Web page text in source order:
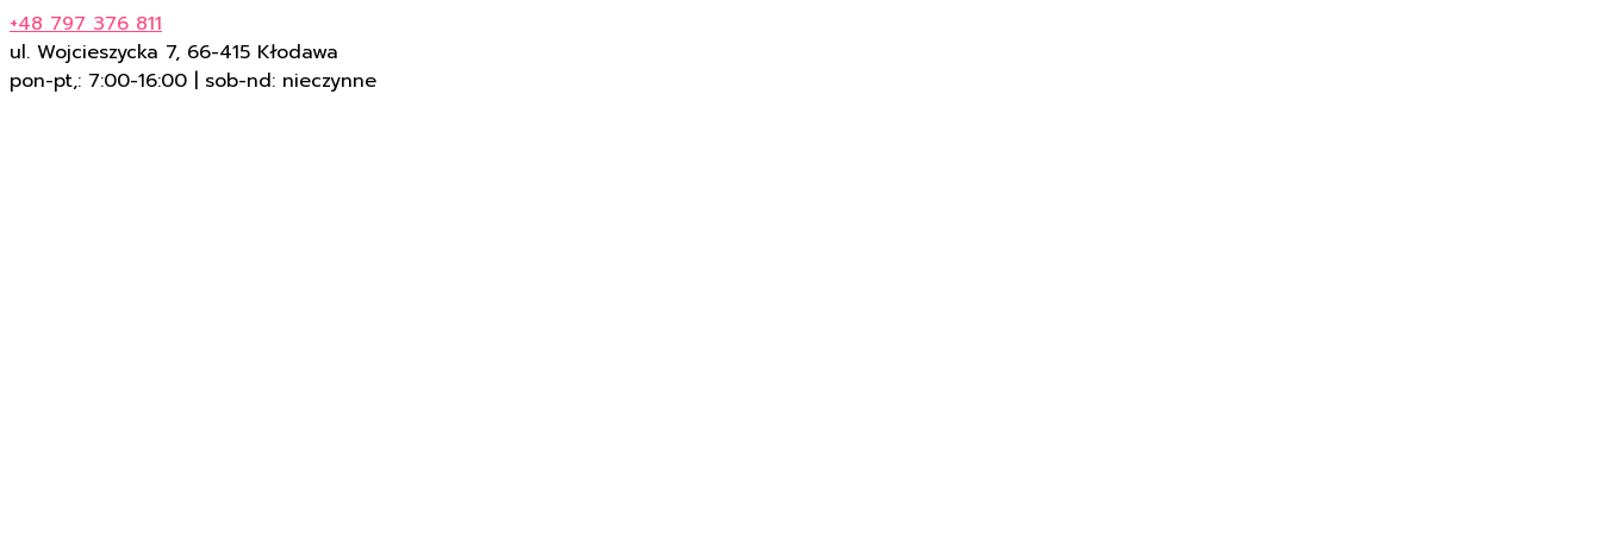
+48 797 376 811
ul. Wojcieszycka 7, 66-415 Kłodawa
pon-pt,: 7:00-16:00 | sob-nd: nieczynne